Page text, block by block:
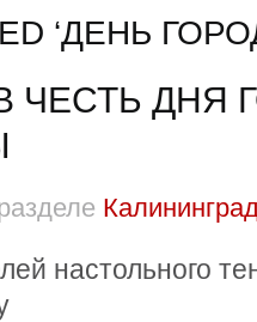
‘ДЕНЬ
ЧЕСТЬ ДНЯ
настольного